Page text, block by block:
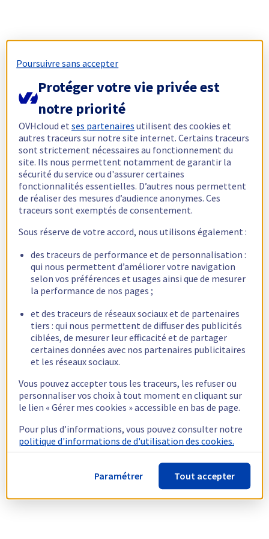
Poursuivre sans accepter
Protéger votre vie privée est
notre priorité
OVHcloud etses partenaires utilisent des cookies et
autres traceurs sur notre site internet. Certains traceurs
sont strictement nécessaires au fonctionnement du
site. Ils nous permettent notamment de garantir la
sécurité du service ou d'assurer certaines
fonctionnalités essentielles. D’autres nous permettent
de réaliser des mesures d’audience anonymes. Ces
traceurs sont exemptés de consentement.
Sous réserve de votre accord, nous utilisons également :
des traceurs de performance et de personnalisation :
qui nous permettent d’améliorer votre navigation
selon vos préférences et usages ainsi que de mesurer
la performance de nos pages ;
et des traceurs de réseaux sociaux et de partenaires
tiers : qui nous permettent de diffuser des publicités
ciblées, de mesurer leur efficacité et de partager
certaines données avec nos partenaires publicitaires
et les réseaux sociaux.
Vous pouvez accepter tous les traceurs, les refuser ou
personnaliser vos choix à tout moment en cliquant sur
le lien « Gérer mes cookies » accessible en bas de page.
Pour plus d’informations, vous pouvez consulter notre
politique d'informations de d'utilisation des cookies.
Paramétrer Tout accepter